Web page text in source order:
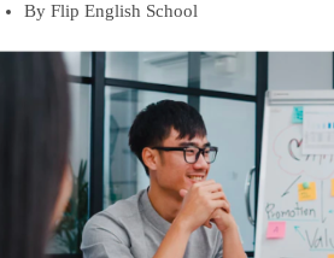
By Flip English School